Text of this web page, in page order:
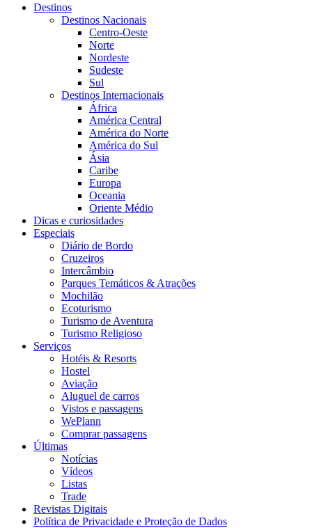
Destinos
Destinos Nacionais
Centro-Oeste
Norte
Nordeste
Sudeste
Sul
Destinos Internacionais
África
América Central
América do Norte
América do Sul
Ásia
Caribe
Europa
Oceania
Oriente Médio
Dicas e curiosidades
Especiais
Diário de Bordo
Cruzeiros
Intercâmbio
Parques Temáticos & Atrações
Mochilão
Ecoturismo
Turismo de Aventura
Turismo Religioso
Serviços
Hotéis & Resorts
Hostel
Aviação
Aluguel de carros
Vistos e passagens
WePlann
Comprar passagens
Últimas
Notícias
Vídeos
Listas
Trade
Revistas Digitais
Política de Privacidade e Proteção de Dados